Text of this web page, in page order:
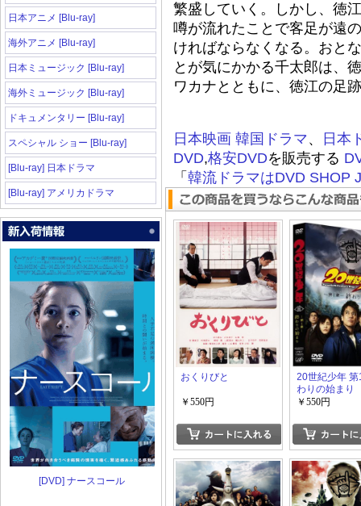
日本アニメ [Blu-ray]
海外アニメ [Blu-ray]
日本ミュージック [Blu-ray]
海外ミュージック [Blu-ray]
ドキュメンタリー [Blu-ray]
スペシャル ショー [Blu-ray]
[Blu-ray] 日本ドラマ
[Blu-ray] アメリカドラマ
[DVD] ナースコール
繁盛していく。しかし、徳
噂が流れたことで客足が遠
ければならなくなる。おと
とが気にかかる千太郎は、
ワカナとともに、徳江の足
日本映画 韓国ドラマ、
日本
DVD,格安DVDを販売する
「 韓流ドラマはDVD SHOP
おくりびと
￥550円
20世紀少年
わりの始まり
￥550円